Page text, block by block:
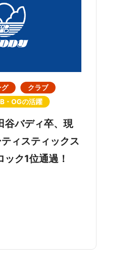
グ
クラブ
・OGの活躍
谷バディ卒、現
ィスティックス
ク1位通過！